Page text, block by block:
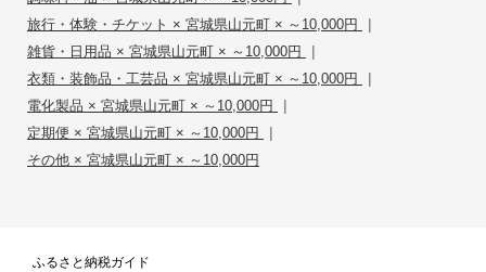
旅行・体験・チケット × 宮城県山元町 × ～10,000円 |
雑貨・日用品 × 宮城県山元町 × ～10,000円 |
衣類・装飾品・工芸品 × 宮城県山元町 × ～10,000円 |
電化製品 × 宮城県山元町 × ～10,000円 |
定期便 × 宮城県山元町 × ～10,000円 |
その他 × 宮城県山元町 × ～10,000円
ふるさと納税ガイド